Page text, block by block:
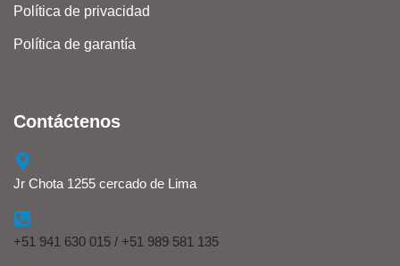
Política de privacidad
Política de garantía
Contáctenos
Jr Chota 1255 cercado de Lima
+51 941 630 015 / +51 989 581 135